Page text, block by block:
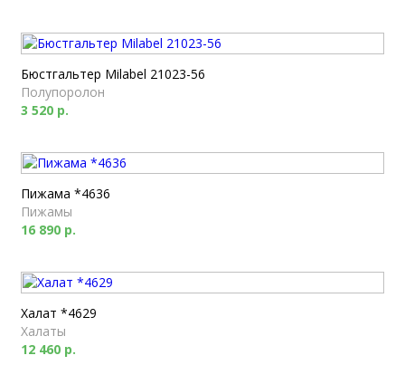
Бюстгальтер Milabel 21023-56
Полупоролон
3 520 р.
Пижама *4636
Пижамы
16 890 р.
Халат *4629
Халаты
12 460 р.